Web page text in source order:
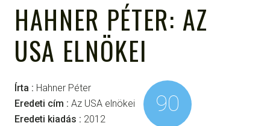
HAHNER PÉTER: AZ
USA ELNÖKEI
Írta : Hahner Péter
Eredeti cím : Az USA elnökei
Eredeti kiadás : 2012
90